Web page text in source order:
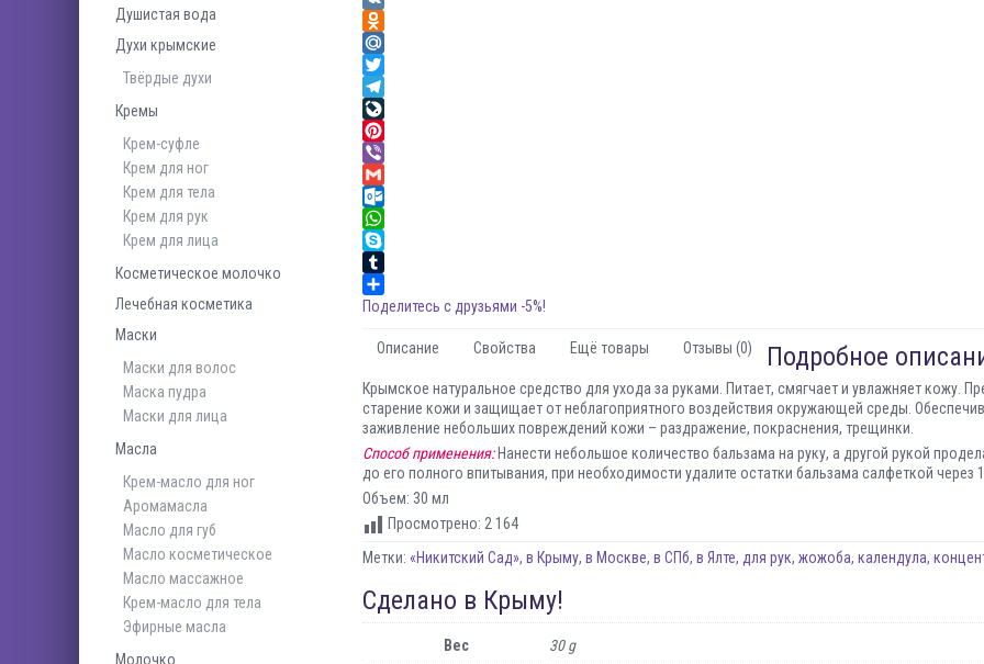
VK
Odnoklassniki
Mail.Ru
Twitter
Telegram
LiveJournal
Pinterest
Viber
Gmail
Outlook.com
WhatsApp
Skype
Tumblr
Поделитесь с друзьями -5%!
Описание Свойства Ещё товары Отзывы (0) Подробное
Крымское натуральное средство для ухода за руками . Питает, смягчает и увлажняет кожу.
старение кожи и защищает от неблагоприятного воздействия окружающей среды.
заживление небольших повреждений кожи – раздражение, покраснения, трещинки.
Способ применения:Нанести небольшое количество бальзама на руку, а другой рукой
до его полного впитывания, при необходимости удалите остатки бальзама салфеткой через
Объем: 30 мл
Просмотрено: 2 164
Метки: «Никитский Сад», в Крыму, в Москве, в СПб, в Ялте, для рук, жожоба, календула,
Сделано в Крыму!
Вес 30 g
Душистая вода
Духи крымские
Твёрдые духи
Кремы
Крем-суфле
Крем для ног
Крем для тела
Крем для рук
Крем для лица
Косметическое молочко
Лечебная косметика
Маски
Маски для волос
Маска пудра
Маски для лица
Масла
Крем-масло для ног
Аромамасла
Масло для губ
Масло косметическое
Масло массажное
Крем-масло для тела
Эфирные масла
Молочко